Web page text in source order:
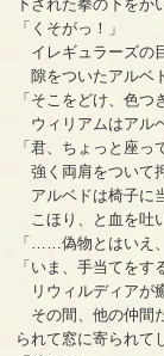
下された拳の下をか
「くそがっ！」
イレギュラーズの
隙をついたアルベ
「そこをどけ、色つ
ウィリアムはアル
「君、ちょっと座っ
強く両肩をついて
アルベドは椅子に
こほり、と血を吐
「……偽物とはいえ
「いま、手当てをす
リウィルディアが
その間、他の仲間
られて窓に寄られて